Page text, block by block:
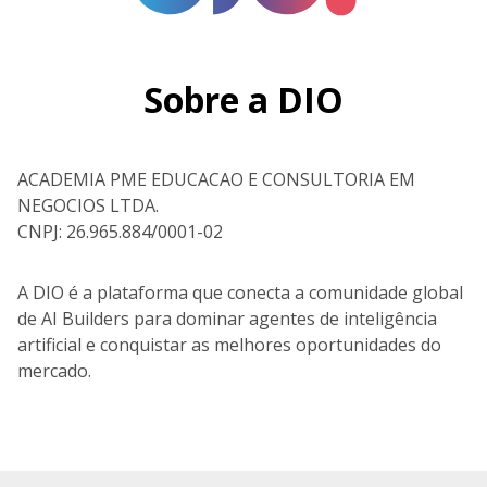
Sobre a DIO
ACADEMIA PME EDUCACAO E CONSULTORIA EM
NEGOCIOS LTDA.
CNPJ: 26.965.884/0001-02
A DIO é a plataforma que conecta a comunidade global
de AI Builders para dominar agentes de inteligência
artificial e conquistar as melhores oportunidades do
mercado.